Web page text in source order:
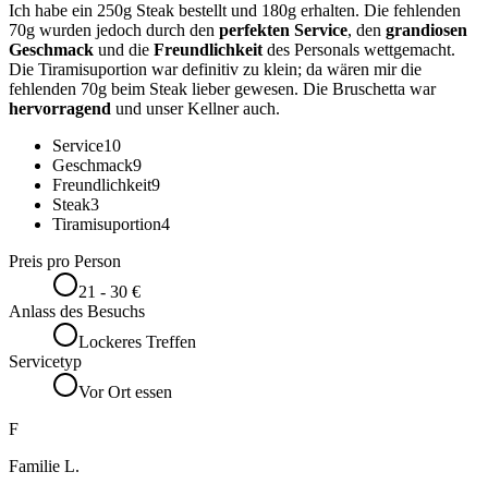
Ich habe ein 250g Steak bestellt und 180g erhalten. Die fehlenden
70g wurden jedoch durch den perfekten Service, den grandiosen
Geschmack und die Freundlichkeit des Personals wettgemacht.
Die Tiramisuportion war definitiv zu klein; da wären mir die
fehlenden 70g beim Steak lieber gewesen. Die Bruschetta war
hervorragend und unser Kellner auch.
Service10
Geschmack9
Freundlichkeit9
Steak3
Tiramisuportion4
Preis pro Person
21 - 30 €
Anlass des Besuchs
Lockeres Treffen
Servicetyp
Vor Ort essen
F
Familie L.